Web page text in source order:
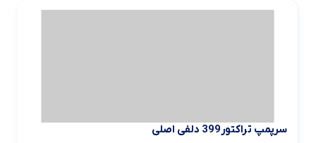
سرپمپ تراکتور399 دلفی اصلی